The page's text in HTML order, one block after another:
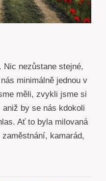
Nic nezůstane stejné,
minimálně jednou v
měli, zvykli jsme si
by se nás kdokoli
Ať to byla milovaná
kamarád,